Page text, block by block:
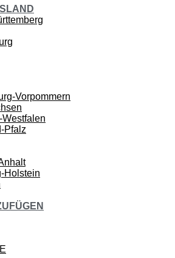
Vorpommern
Westfalen
Pfalz
Holstein